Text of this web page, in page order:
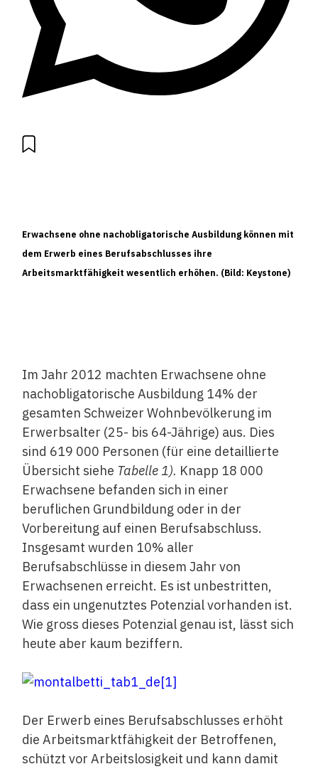
Erwachsene ohne nachobligatorische Ausbildung können mit
dem Erwerb eines Berufsabschlusses ihre
Arbeitsmarktfähigkeit wesentlich erhöhen. (Bild: Keystone)
Im Jahr 2012 machten Erwachsene ohne
nachobligatorische Ausbildung 14% der
gesamten Schweizer Wohnbevölkerung im
Erwerbsalter (25- bis 64-Jährige) aus. Dies
sind 619 000 Personen (für eine detaillierte
Übersicht siehe Tabelle 1). Knapp 18 000
Erwachsene befanden sich in einer
beruflichen Grundbildung oder in der
Vorbereitung auf einen Berufsabschluss.
Insgesamt wurden 10% aller
Berufsabschlüsse in diesem Jahr von
Erwachsenen erreicht. Es ist unbestritten,
dass ein ungenutztes Potenzial vorhanden ist.
Wie gross dieses Potenzial genau ist, lässt sich
heute aber kaum beziffern.
Der Erwerb eines Berufsabschlusses erhöht
die Arbeitsmarktfähigkeit der Betroffenen,
schützt vor Arbeitslosigkeit und kann damit